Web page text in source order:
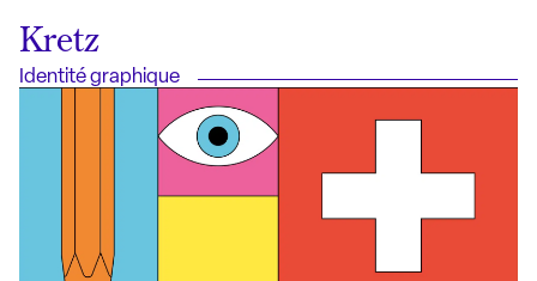
Kretz
Identité graphique